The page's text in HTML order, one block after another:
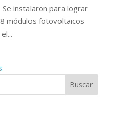
Se instalaron para lograr
módulos fotovoltaicos